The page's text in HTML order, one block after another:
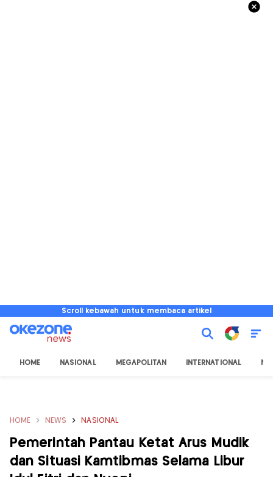
Scroll kebawah untuk membaca artikel
HOME NASIONAL MEGAPOLITAN INTERNATIONAL
HOME NEWS NASIONAL
Pemerintah Pantau Ketat Arus Mudik
dan Situasi Kamtibmas Selama Libur